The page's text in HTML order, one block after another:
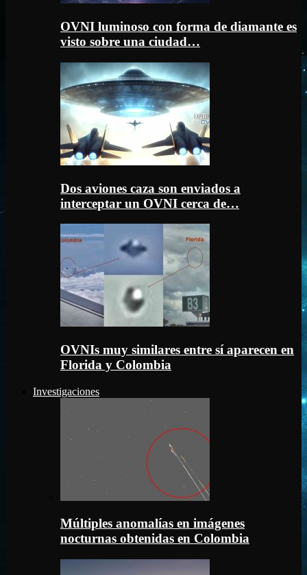
OVNI luminoso con forma de diamante es
visto sobre una ciudad…
Dos aviones caza son enviados a
interceptar un OVNI cerca de…
OVNIs muy similares entre sí aparecen en
Florida y Colombia
Investigaciones
Múltiples anomalías en imágenes
nocturnas obtenidas en Colombia